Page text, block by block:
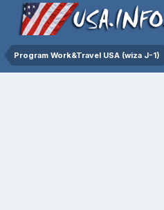
Program Work&Travel USA (wiza J-1)